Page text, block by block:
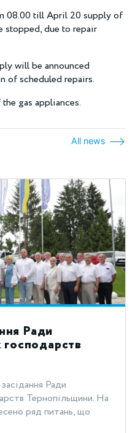
08.00 till April 20 supply of
stopped, due to repair
will be announced
of scheduled repairs.
gas appliances.
All news
Ради
господарств
Ради
Тернопільщини. На
ряд питань, що